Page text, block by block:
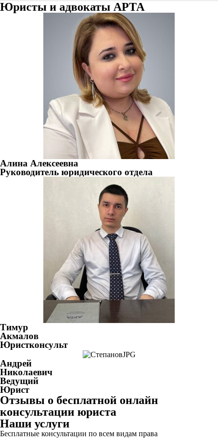
Юристы и адвокаты АРТА
Алина Алексеевна
Руководитель юридического отдела
Тимур
Акмалов
Юристконсульт
Андрей
Николаевич
Ведущий
Юрист
Отзывы о бесплатной онлайн
консультации юриста
Наши услуги
Бесплатные консультации по всем видам права